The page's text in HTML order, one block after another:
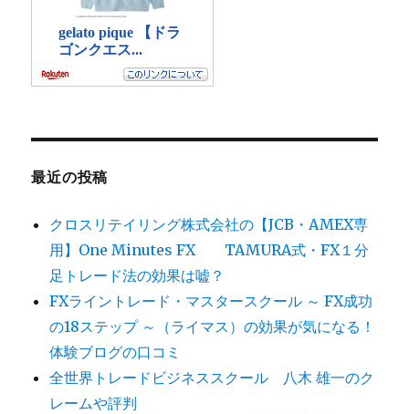
最近の投稿
クロスリテイリング株式会社の【JCB・AMEX専
用】One Minutes FX TAMURA式・FX１分
足トレード法の効果は嘘？
FXライントレード・マスタースクール ～ FX成功
の18ステップ ～（ライマス）の効果が気になる！
体験ブログの口コミ
全世界トレードビジネススクール 八木 雄一のク
レームや評判